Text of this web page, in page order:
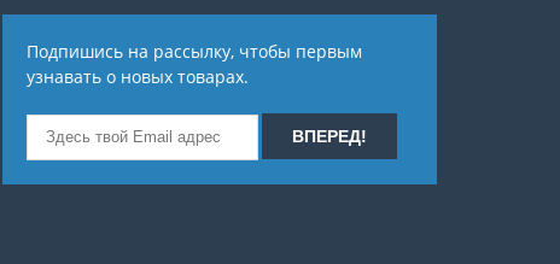
Подпишись на рассылку, чтобы первым
узнавать о новых товарах.